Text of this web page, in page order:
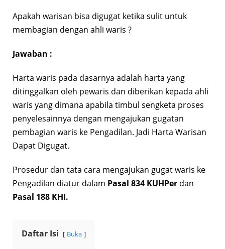
Apakah warisan bisa digugat ketika sulit untuk
membagian dengan ahli waris ?
Jawaban :
Harta waris pada dasarnya adalah harta yang
ditinggalkan oleh pewaris dan diberikan kepada ahli
waris yang dimana apabila timbul sengketa proses
penyelesainnya dengan mengajukan gugatan
pembagian waris ke Pengadilan. Jadi Harta Warisan
Dapat Digugat.
Prosedur dan tata cara mengajukan gugat waris ke
Pengadilan diatur dalam Pasal 834 KUHPer dan
Pasal 188 KHI.
Daftar Isi Buka